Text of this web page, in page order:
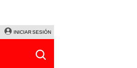
NALDY SALDAÑA
INICIAR SESIÓN